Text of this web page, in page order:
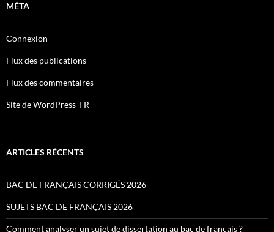
MÉTA
Connexion
Flux des publications
Flux des commentaires
Site de WordPress-FR
ARTICLES RÉCENTS
BAC DE FRANÇAIS CORRIGÉS 2026
SUJETS BAC DE FRANÇAIS 2026
Comment analyser un sujet de dissertation au bac de français ?